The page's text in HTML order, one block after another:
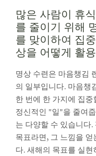
많은 사람이 휴
를 줄이기 위해
를 맞이하여 집
상을 어떻게 활
명상 수련은 마음챙김
의 일부입니다. 마음챙
한 번에 한 가지에 집중
정신적인 "일"을 줄여
는 다양할 수 있습니다.
목표라면, 그 느낌을 얻
다. 새해의 목표를 실현